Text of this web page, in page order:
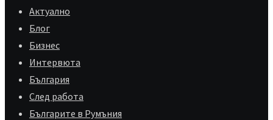
Aктуално
Блог
Бизнес
Интервюта
България
След работа
Българите в Румъния